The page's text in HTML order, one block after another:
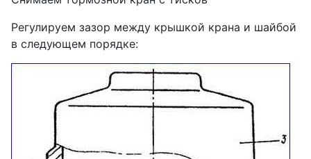
Регулируем зазор между крышкой крана и шайбой
в следующем порядке: